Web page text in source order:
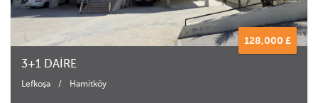
128,000 £
3+1 DAİRE
Lefkoşa / Hamitköy